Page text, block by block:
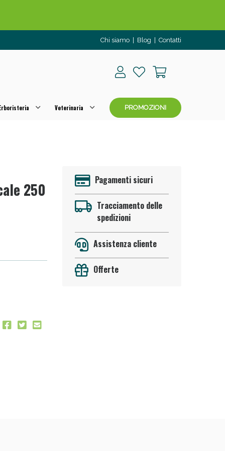
Chi siamo Blog Contatti
Veterinaria PROMOZIONI
250
Pagamenti sicuri
Tracciamento delle
spedizioni
Assistenza cliente
Offerte
OGGI!